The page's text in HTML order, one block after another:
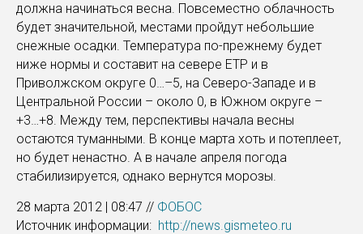
должна начинаться весна. Повсеместно облачность
будет значительной, местами пройдут небольшие
снежные осадки. Температура по-прежнему будет
ниже нормы и составит на севере ЕТР и в
Приволжском округе 0…–5, на Северо-Западе и в
Центральной России – около 0, в Южном округе –
+3…+8. Между тем, перспективы начала весны
остаются туманными. В конце марта хоть и потеплеет,
но будет ненастно. А в начале апреля погода
стабилизируется, однако вернутся морозы.
28 марта 2012 | 08:47 // ФОБОС
Источник информации: http://news.gismeteo.ru